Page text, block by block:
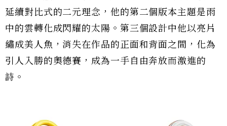
延續對比式的二元理念，他的第二個版本主題是雨
中的雲轉化成閃耀的太陽。第三個設計中他以亮片
繡成美人魚，消失在作品的正面和背面之間，化為
引人入勝的奧德賽，成為一手自由奔放而激進的
詩。